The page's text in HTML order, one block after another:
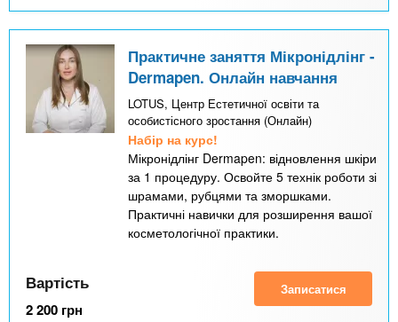
Практичне заняття Мікронідлінг -
Dermapen. Онлайн навчання
LOTUS, Центр Естетичної освіти та
особистісного зростання (Онлайн)
Набір на курс!
Мікронідлінг Dermapen: відновлення шкіри
за 1 процедуру. Освойте 5 технік роботи зі
шрамами, рубцями та зморшками.
Практичні навички для розширення вашої
косметологічної практики.
Вартість
2 200 грн
Записатися